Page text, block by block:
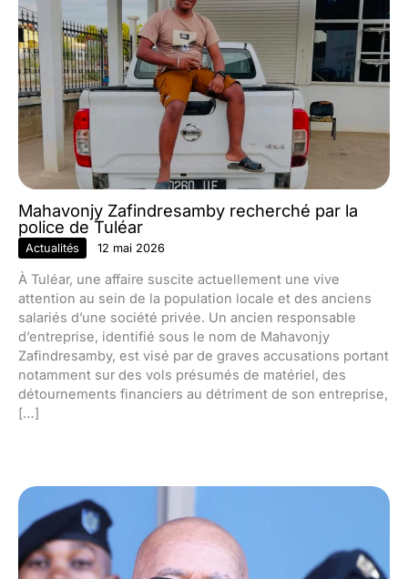
Mahavonjy Zafindresamby recherché par la
police de Tuléar
Actualités 12 mai 2026
À Tuléar, une affaire suscite actuellement une vive
attention au sein de la population locale et des anciens
salariés d’une société privée. Un ancien responsable
d’entreprise, identifié sous le nom de Mahavonjy
Zafindresamby, est visé par de graves accusations portant
notamment sur des vols présumés de matériel, des
détournements financiers au détriment de son entreprise,
[…]